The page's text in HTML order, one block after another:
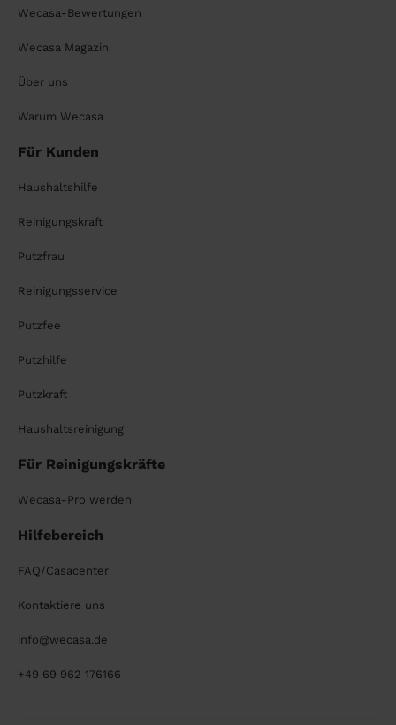
Wecasa-Bewertungen
Wecasa Magazin
Über uns
Warum Wecasa
Für Kunden
Haushaltshilfe
Reinigungskraft
Putzfrau
Reinigungsservice
Putzfee
Putzhilfe
Putzkraft
Haushaltsreinigung
Für Reinigungskräfte
Wecasa-Pro werden
Hilfebereich
FAQ/Casacenter
Kontaktiere uns
info@wecasa.de
+49 69 962 176166